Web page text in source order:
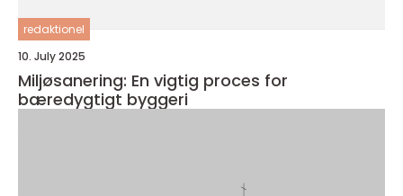
redaktionel
10. July 2025
Miljøsanering: En vigtig proces for
bæredygtigt byggeri